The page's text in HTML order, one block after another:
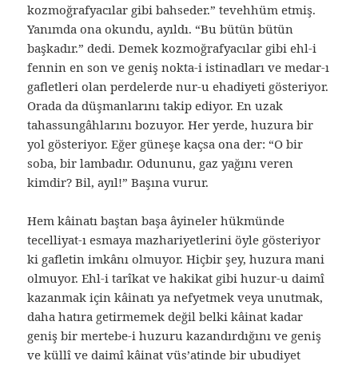
kozmoğrafyacılar gibi bahseder.” tevehhüm etmiş.
Yanımda ona okundu, ayıldı. “Bu bütün bütün
başkadır.” dedi. Demek kozmoğrafyacılar gibi ehl-i
fennin en son ve geniş nokta-i istinadları ve medar-ı
gafletleri olan perdelerde nur-u ehadiyeti gösteriyor.
Orada da düşmanlarını takip ediyor. En uzak
tahassungâhlarını bozuyor. Her yerde, huzura bir
yol gösteriyor. Eğer güneşe kaçsa ona der: “O bir
soba, bir lambadır. Odununu, gaz yağını veren
kimdir? Bil, ayıl!” Başına vurur.
Hem kâinatı baştan başa âyineler hükmünde
tecelliyat-ı esmaya mazhariyetlerini öyle gösteriyor
ki gafletin imkânı olmuyor. Hiçbir şey, huzura mani
olmuyor. Ehl-i tarîkat ve hakikat gibi huzur-u daimî
kazanmak için kâinatı ya nefyetmek veya unutmak,
daha hatıra getirmemek değil belki kâinat kadar
geniş bir mertebe-i huzuru kazandırdığını ve geniş
ve küllî ve daimî kâinat vüs’atinde bir ubudiyet